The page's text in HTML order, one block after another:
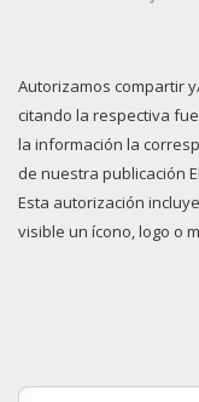
Autorizamos compartir
citando la respectiva
la información la
de nuestra publicación
Esta autorización
visible un ícono, logo o